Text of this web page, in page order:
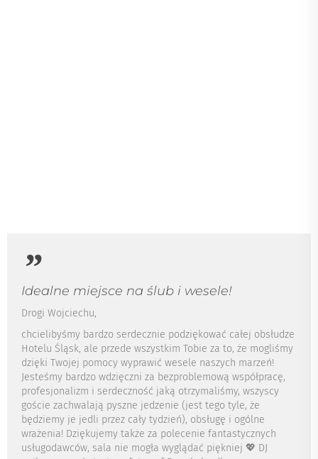
Idealne miejsce na ślub i wesele!
Drogi Wojciechu,
chcielibyśmy bardzo serdecznie podziękować całej obsłudze
Hotelu Śląsk, ale przede wszystkim Tobie za to, że mogliśmy
dzięki Twojej pomocy wyprawić wesele naszych marzeń!
Jesteśmy bardzo wdzięczni za bezproblemową współpracę,
profesjonalizm i serdeczność jaką otrzymaliśmy, wszyscy
goście zachwalają pyszne jedzenie (jest tego tyle, że
będziemy je jedli przez cały tydzień), obsługę i ogólne
wrażenia! Dziękujemy także za polecenie fantastycznych
usługodawców, sala nie mogła wyglądać piękniej 💖 DJ